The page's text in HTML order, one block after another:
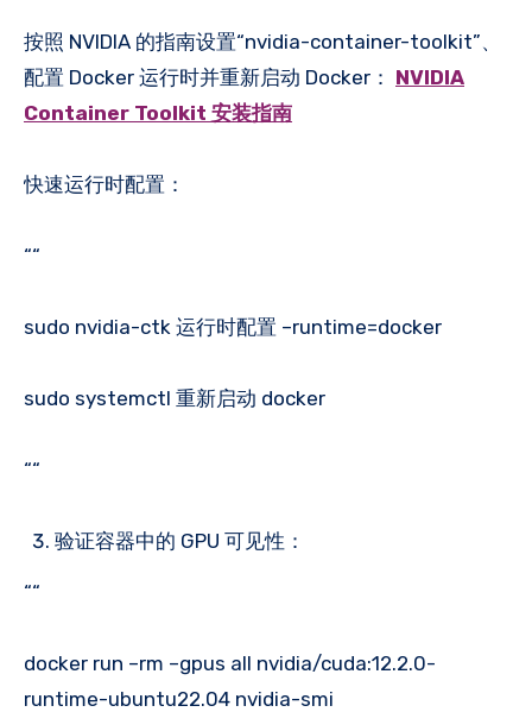
按照 NVIDIA 的指南设置“nvidia-container-toolkit”、
配置 Docker 运行时并重新启动 Docker： NVIDIA
Container Toolkit 安装指南
快速运行时配置：
““
sudo nvidia-ctk 运行时配置 –runtime=docker
sudo systemctl 重新启动 docker
““
验证容器中的 GPU 可见性：
““
docker run –rm –gpus all nvidia/cuda:12.2.0-
runtime-ubuntu22.04 nvidia-smi